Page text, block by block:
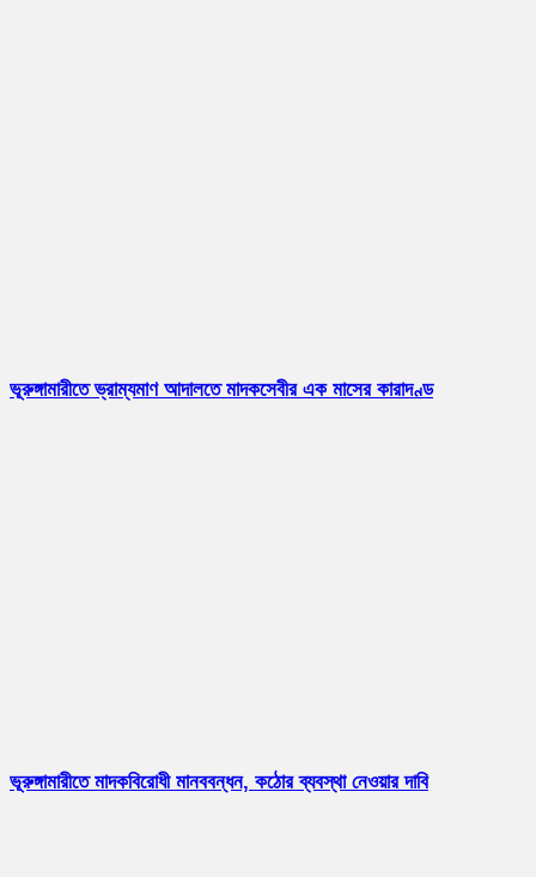
ভূরুঙ্গামারীতে ভ্রাম্যমাণ আদালতে মাদকসেবীর এক মাসের কারাদণ্ড
ভূরুঙ্গামারীতে মাদকবিরোধী মানববন্ধন, কঠোর ব্যবস্থা নেওয়ার দাবি